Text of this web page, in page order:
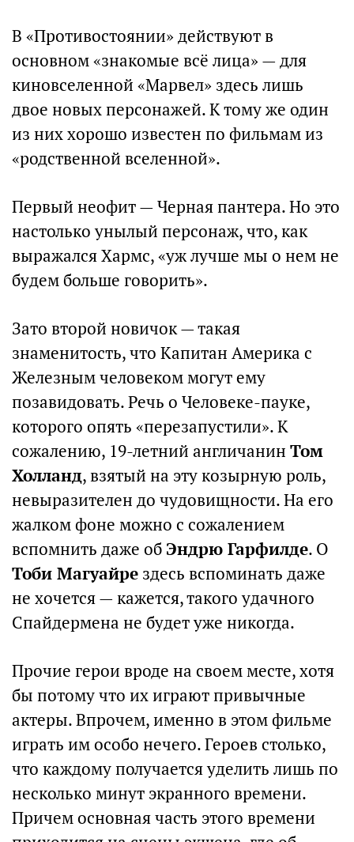
В «Противостоянии» действуют в
основном «знакомые всё лица» — для
киновселенной «Марвел» здесь лишь
двое новых персонажей. К тому же один
из них хорошо известен по фильмам из
«родственной вселенной».
Первый неофит — Черная пантера. Но это
настолько унылый персонаж, что, как
выражался Хармс, «уж лучше мы о нем не
будем больше говорить».
Зато второй новичок — такая
знаменитость, что Капитан Америка с
Железным человеком могут ему
позавидовать. Речь о Человеке-пауке,
которого опять «перезапустили». К
сожалению, 19-летний англичанин Том
Холланд, взятый на эту козырную роль,
невыразителен до чудовищности. На его
жалком фоне можно с сожалением
вспомнить даже об Эндрю Гарфилде. О
Тоби Магуайре здесь вспоминать даже
не хочется — кажется, такого удачного
Спайдермена не будет уже никогда.
Прочие герои вроде на своем месте, хотя
бы потому что их играют привычные
актеры. Впрочем, именно в этом фильме
играть им особо нечего. Героев столько,
что каждому получается уделить лишь по
несколько минут экранного времени.
Причем основная часть этого времени